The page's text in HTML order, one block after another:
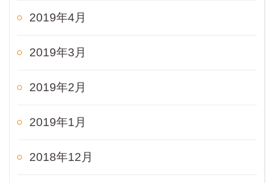
2019年4月
2019年3月
2019年2月
2019年1月
2018年12月